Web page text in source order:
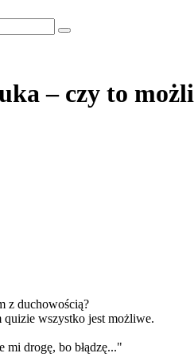
– czy to
z duchowością?
quizie wszystko jest możliwe.
mi drogę, bo błądzę..."